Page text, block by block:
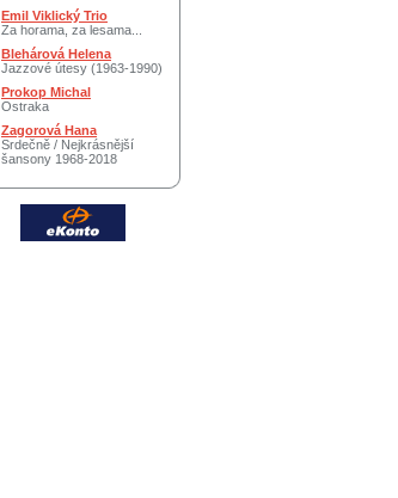
Emil Viklický Trio
Za horama, za lesama...
Blehárová Helena
Jazzové útesy (1963-1990)
Prokop Michal
Ostraka
Zagorová Hana
Srdečně / Nejkrásnější
šansony 1968-2018